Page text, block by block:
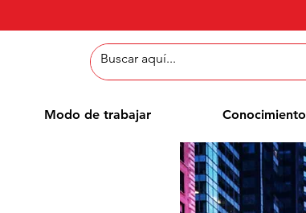
Modo de trabajar Conocimiento